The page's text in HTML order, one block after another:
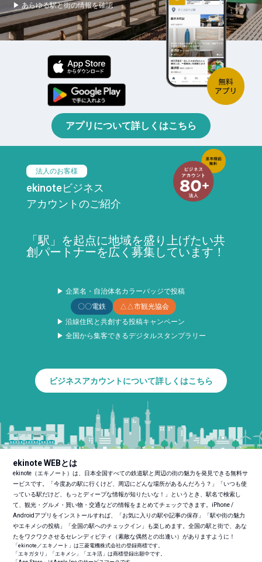
▶ あらゆる駅と街の情報を確認
アプリについて詳しくはこちら
法人のお客様
ekinoteビジネス
アカウントのご紹介
「駅」を起点に地域を盛り上げたい共
創パートナーを広く募集しています！
▶ 企業名・自治体名カラーバッジで投稿
〇〇電鉄
△△市観光協会
▶ 沿線住民と共創する投稿キャンペーン
▶ 全国から集客できるデジタルスタンプラリー
ビジネスアカウントについて詳しくはこちら
ekinote WEBとは
ekinote（エキノート）は、日本全国すべての鉄道駅と周辺の街の魅力を発見できる無料サ
ービスです。「今度あの駅に行くけど、周辺にどんな場所があるんだろう？」「いつも使
っている駅だけど、もっとディープな情報が知りたいな！」というとき、駅名で検索し
て、観光・グルメ・買い物・交通などの情報をまとめてチェックできます。iPhone /
Androidアプリをインストールすれば、「お気に入りの駅や記事の保存」「駅や街の魅力
やエキメシの投稿」「全国の駅へのチェックイン」も楽しめます。全国の駅と街で、あな
たをワクワクさせるセレンディピティ（素敵な偶然との出逢い）がありますように！
「ekinote／エキノート」は三菱電機株式会社の登録商標です。
「エキガタリ」「エキメシ」「エキ活」は商標登録出願中です。